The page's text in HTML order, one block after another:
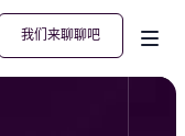
我们来聊聊吧